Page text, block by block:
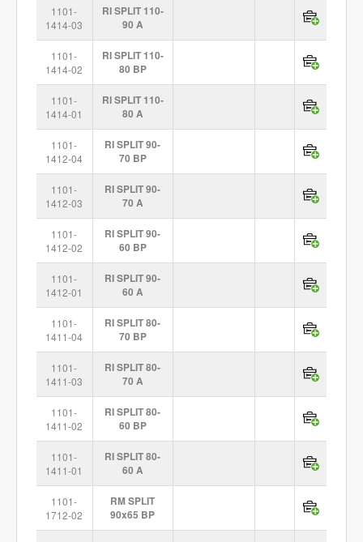
1101-
1414-03
RI SPLIT 110-
90 A
1101-
1414-02
RI SPLIT 110-
80 BP
1101-
1414-01
RI SPLIT 110-
80 A
1101-
1412-04
RI SPLIT 90-
70 BP
1101-
1412-03
RI SPLIT 90-
70 A
1101-
1412-02
RI SPLIT 90-
60 BP
1101-
1412-01
RI SPLIT 90-
60 A
1101-
1411-04
RI SPLIT 80-
70 BP
1101-
1411-03
RI SPLIT 80-
70 A
1101-
1411-02
RI SPLIT 80-
60 BP
1101-
1411-01
RI SPLIT 80-
60 A
1101-
1712-02
RM SPLIT
90x65 BP